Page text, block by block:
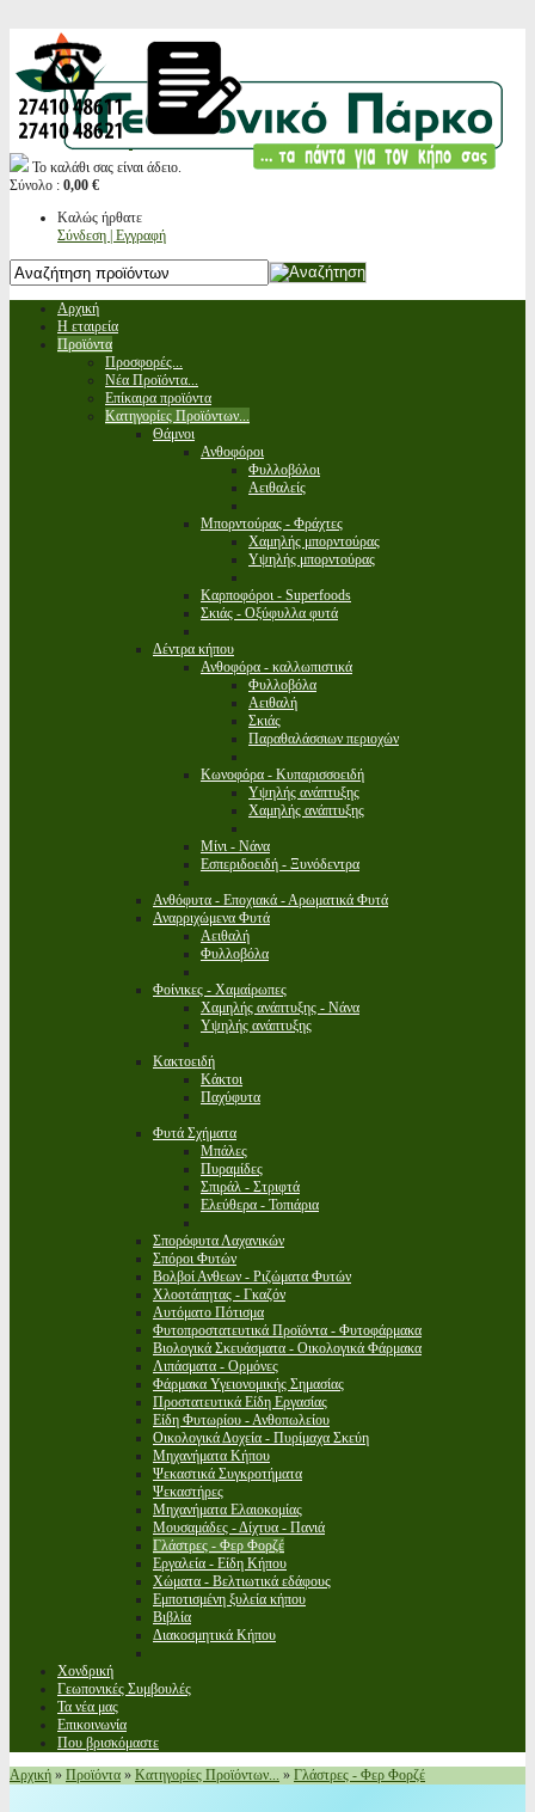
Το καλάθι σας είναι άδειο.
Σύνολο : 0,00 €
Καλώς ήρθατε
Σύνδεση | Εγγραφή
Αρχική
Η εταιρεία
Προϊόντα
Προσφορές...
Νέα Προϊόντα...
Επίκαιρα προϊόντα
Κατηγορίες Προϊόντων...
Θάμνοι
Ανθοφόροι
Φυλλοβόλοι
Αειθαλείς
Μπορντούρας - Φράχτες
Χαμηλής μπορντούρας
Υψηλής μπορντούρας
Καρποφόροι - Superfoods
Σκιάς - Οξύφυλλα φυτά
Δέντρα κήπου
Ανθοφόρα - καλλωπιστικά
Φυλλοβόλα
Αειθαλή
Σκιάς
Παραθαλάσσιων περιοχών
Κωνοφόρα - Κυπαρισσοειδή
Υψηλής ανάπτυξης
Χαμηλής ανάπτυξης
Μίνι - Νάνα
Εσπεριδοειδή - Ξυνόδεντρα
Ανθόφυτα - Εποχιακά - Αρωματικά Φυτά
Αναρριχώμενα Φυτά
Αειθαλή
Φυλλοβόλα
Φοίνικες - Χαμαίρωπες
Χαμηλής ανάπτυξης - Νάνα
Υψηλής ανάπτυξης
Κακτοειδή
Κάκτοι
Παχύφυτα
Φυτά Σχήματα
Μπάλες
Πυραμίδες
Σπιράλ - Στριφτά
Ελεύθερα - Τοπιάρια
Σπορόφυτα Λαχανικών
Σπόροι Φυτών
Βολβοί Ανθεων - Ριζώματα Φυτών
Χλοοτάπητας - Γκαζόν
Αυτόματο Πότισμα
Φυτοπροστατευτικά Προϊόντα - Φυτοφάρμακα
Βιολογικά Σκευάσματα - Οικολογικά Φάρμακα
Λιπάσματα - Ορμόνες
Φάρμακα Υγειονομικής Σημασίας
Προστατευτικά Είδη Εργασίας
Είδη Φυτωρίου - Ανθοπωλείου
Οικολογικά Δοχεία - Πυρίμαχα Σκεύη
Μηχανήματα Κήπου
Ψεκαστικά Συγκροτήματα
Ψεκαστήρες
Μηχανήματα Ελαιοκομίας
Μουσαμάδες - Δίχτυα - Πανιά
Γλάστρες - Φερ Φορζέ
Εργαλεία - Είδη Κήπου
Χώματα - Βελτιωτικά εδάφους
Εμποτισμένη ξυλεία κήπου
Βιβλία
Διακοσμητικά Κήπου
Χονδρική
Γεωπονικές Συμβουλές
Τα νέα μας
Επικοινωνία
Που βρισκόμαστε
Αρχική » Προϊόντα » Κατηγορίες Προϊόντων... » Γλάστρες - Φερ Φορζέ